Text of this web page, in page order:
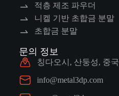
적층 제조 파우더
니켈 기반 초합금 분말
초합금 분말
문의 정보
칭다오시, 산둥성, 중국
info@metal3dp.com